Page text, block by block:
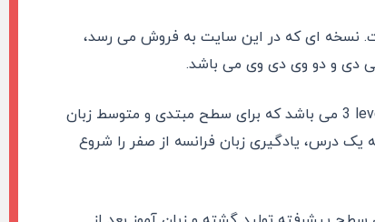
نسخه ای که در این سایت به فروش می رسد،
دی و دو وی دی وی می باشد.
3 می باشد که برای سطح مبتدی و متوسط زبان
یک درس، یادگیری زبان فرانسه از صفر را شروع